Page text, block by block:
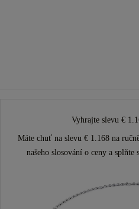
Vyhrajte slevu €
Máte chuť na slevu € 1.168 na
našeho slosování o ceny a